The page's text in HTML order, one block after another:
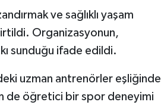
ve sağlıklı yaşam
Organizasyonun,
sunduğu ifade edildi.
uzman antrenörler eşliğinde
de öğretici bir spor deneyimi